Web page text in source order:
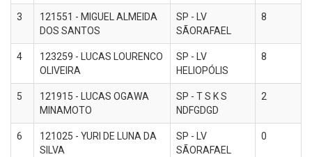
3
121551 - MIGUEL ALMEIDA
DOS SANTOS
SP - LV
SÃORAFAEL
8
4
123259 - LUCAS LOURENCO
OLIVEIRA
SP - LV
HELIOPÓLIS
8
5
121915 - LUCAS OGAWA
MINAMOTO
SP - T S K S
NDFGDGD
2
6
121025 - YURI DE LUNA DA
SILVA
SP - LV
SÃORAFAEL
0